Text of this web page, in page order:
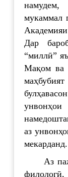
мукаммал
Дар
“миллӣ”
Мақом ва
аз
мекарданд.
Аз